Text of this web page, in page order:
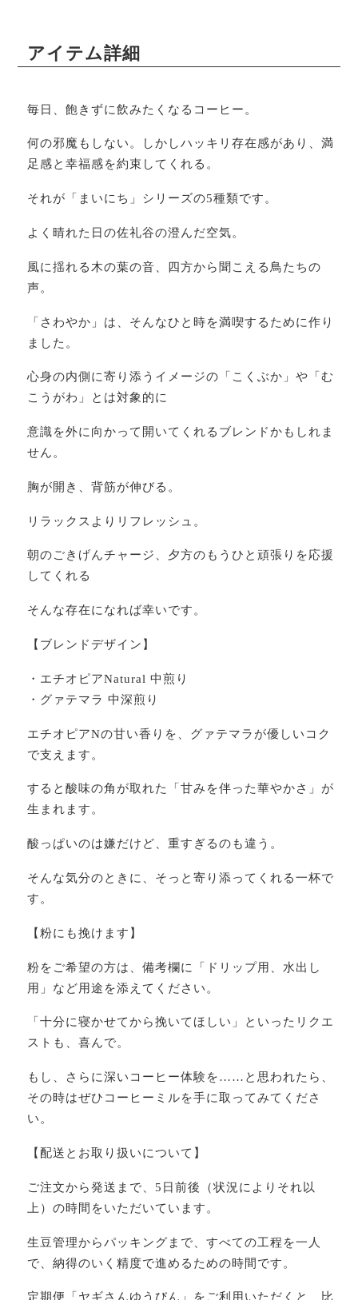
アイテム詳細
毎日、飽きずに飲みたくなるコーヒー。
何の邪魔もしない。しかしハッキリ存在感があり、満
足感と幸福感を約束してくれる。
それが「まいにち」シリーズの5種類です。
よく晴れた日の佐礼谷の澄んだ空気。
風に揺れる木の葉の音、四方から聞こえる鳥たちの
声。
「さわやか」は、そんなひと時を満喫するために作り
ました。
心身の内側に寄り添うイメージの「こくぶか」や「む
こうがわ」とは対象的に
意識を外に向かって開いてくれるブレンドかもしれま
せん。
胸が開き、背筋が伸びる。
リラックスよりリフレッシュ。
朝のごきげんチャージ、夕方のもうひと頑張りを応援
してくれる
そんな存在になれば幸いです。
【ブレンドデザイン】
・エチオピアNatural 中煎り
・グァテマラ 中深煎り
エチオピアNの甘い香りを、グァテマラが優しいコク
で支えます。
すると酸味の角が取れた「甘みを伴った華やかさ」が
生まれます。
酸っぱいのは嫌だけど、重すぎるのも違う。
そんな気分のときに、そっと寄り添ってくれる一杯で
す。
【粉にも挽けます】
粉をご希望の方は、備考欄に「ドリップ用、水出し
用」など用途を添えてください。
「十分に寝かせてから挽いてほしい」といったリクエ
ストも、喜んで。
もし、さらに深いコーヒー体験を……と思われたら、
その時はぜひコーヒーミルを手に取ってみてくださ
い。
【配送とお取り扱いについて】
ご注文から発送まで、5日前後（状況によりそれ以
上）の時間をいただいています。
生豆管理からパッキングまで、すべての工程を一人
で、納得のいく精度で進めるための時間です。
定期便「ヤギさんゆうびん」をご利用いただくと、比